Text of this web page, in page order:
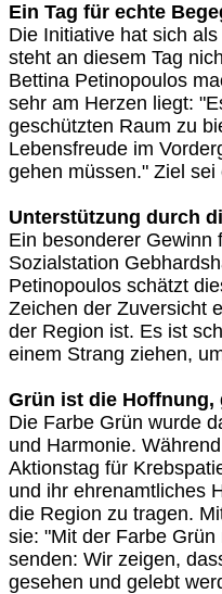
Ein Tag für echte
Die Initiative hat sich
steht an diesem Tag
Bettina Petinopoulos
sehr am Herzen liegt:
geschützten Raum zu
Lebensfreude im
gehen müssen." Ziel
Unterstützung durch
Ein besonderer Gewinn
Sozialstation
Petinopoulos schätzt
Zeichen der Zuversicht
der Region ist. Es ist
einem Strang ziehen,
Grün ist die Hoffnung,
Die Farbe Grün wurde
und Harmonie.
Aktionstag für
und ihr ehrenamtliches
die Region zu tragen.
sie: "Mit der Farbe
senden: Wir zeigen,
gesehen und gelebt